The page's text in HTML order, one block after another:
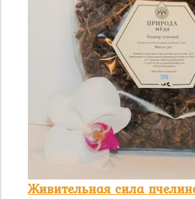
Живительная сила